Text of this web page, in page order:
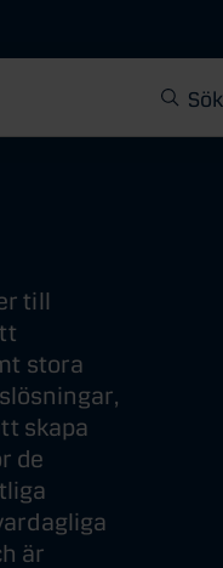
Sök
till
stora
skapa
de
är